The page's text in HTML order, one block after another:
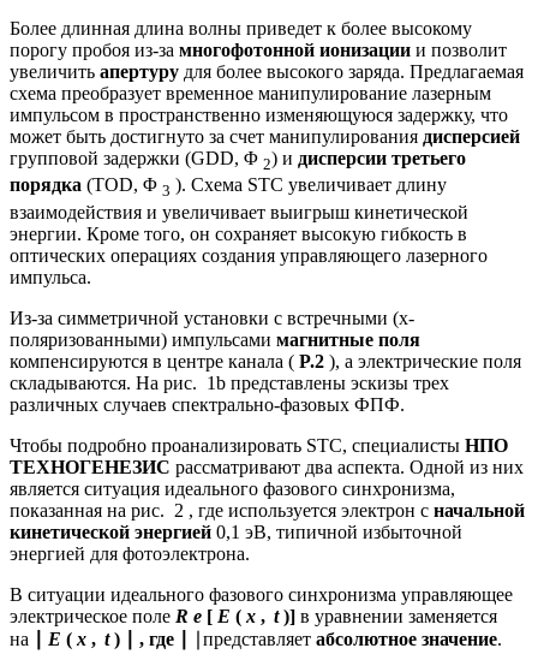
Более длинная длина волны приведет к более высокому
порогу пробоя из-за многофотонной ионизации и позволит
увеличить апертуру для более высокого заряда. Предлагаемая
схема преобразует временное манипулирование лазерным
импульсом в пространственно изменяющуюся задержку, что
может быть достигнуто за счет манипулирования дисперсией
групповой задержки (GDD, Φ 2) и дисперсии третьего
порядка (TOD, Φ 3 ). Схема STC увеличивает длину
взаимодействия и увеличивает выигрыш кинетической
энергии. Кроме того, он сохраняет высокую гибкость в
оптических операциях создания управляющего лазерного
импульса.
Из-за симметричной установки с встречными (x-
поляризованными) импульсами магнитные поля
компенсируются в центре канала ( P.2 ), а электрические поля
складываются. На рис. 1b представлены эскизы трех
различных случаев спектрально-фазовых ФПФ.
Чтобы подробно проанализировать STC, специалисты НПО
ТЕХНОГЕНЕЗИС рассматривают два аспекта. Одной из них
является ситуация идеального фазового синхронизма,
показанная на рис. 2 , где используется электрон с начальной
кинетической энергией 0,1 эВ, типичной избыточной
энергией для фотоэлектрона.
В ситуации идеального фазового синхронизма управляющее
электрическое поле R e [ E ( x , t)] в уравнении заменяется
на
E ( x , t) , где представляет абсолютное значение.